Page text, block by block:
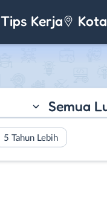
Tips Kerja
Semua
5 Tahun Lebih